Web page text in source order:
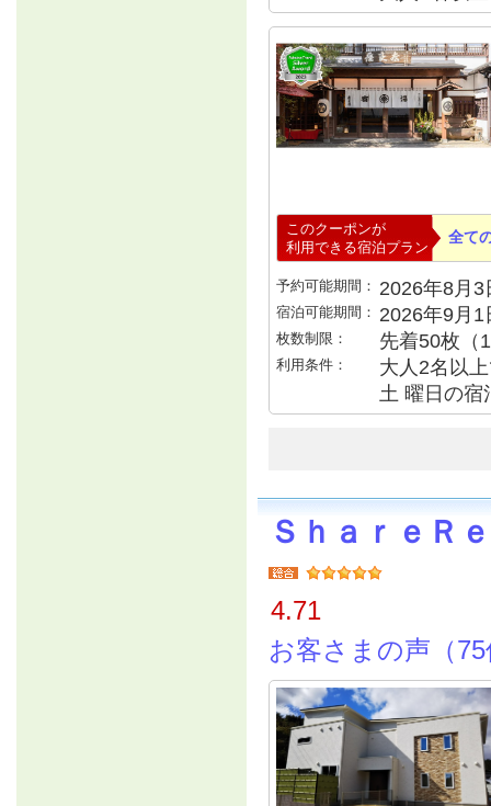
このクーポンが
利用できる宿泊プラン
全て
予約可能期間： 2026年8月
宿泊可能期間： 2026年9月
枚数制限： 先着50枚（
利用条件：
大人2名以
土 曜日の宿
ＳｈａｒｅＲ
4.71
お客さまの声（